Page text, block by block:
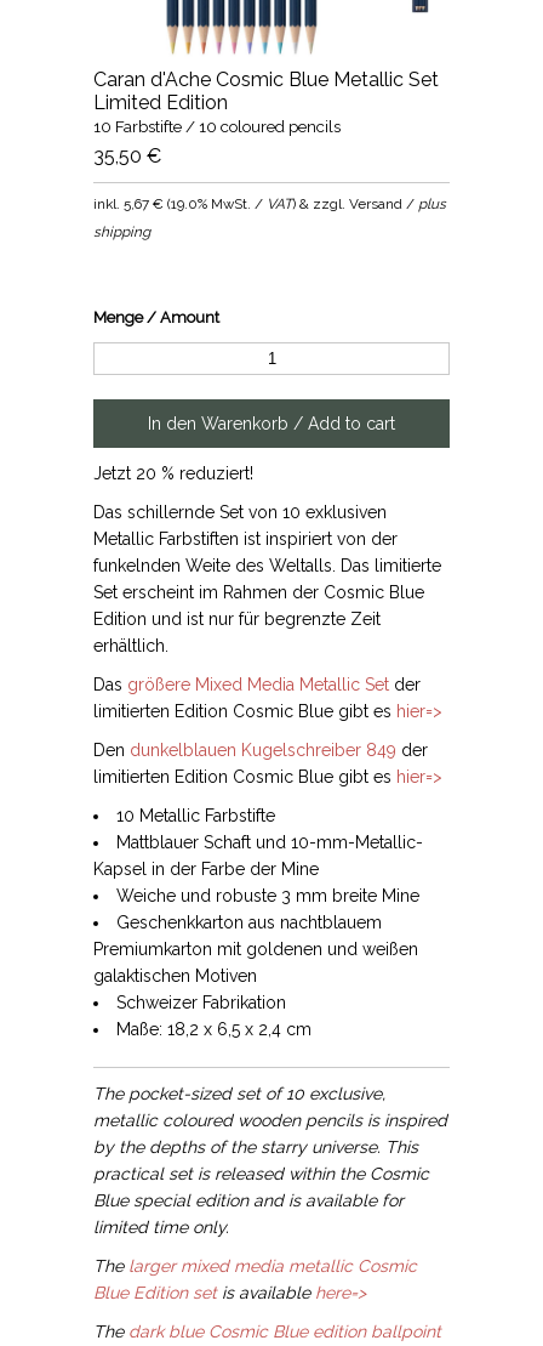
Caran d'Ache Cosmic Blue Metallic Set
Limited Edition
10 Farbstifte / 10 coloured pencils
35,50 €
inkl.5,67 € (19.0% MwSt. / VAT) & zzgl. Versand / plus
shipping
Menge / Amount
Jetzt 20 % reduziert!
Das schillernde Set von 10 exklusiven
Metallic Farbstiften ist inspiriert von der
funkelnden Weite des Weltalls. Das limitierte
Set erscheint im Rahmen der Cosmic Blue
Edition und ist nur für begrenzte Zeit
erhältlich.
Das größere Mixed Media Metallic Set der
limitierten Edition Cosmic Blue gibt es hier=>
Den dunkelblauen Kugelschreiber 849 der
limitierten Edition Cosmic Blue gibt es hier=>
10 Metallic Farbstifte
Mattblauer Schaft und 10-mm-Metallic-
Kapsel in der Farbe der Mine
Weiche und robuste 3 mm breite Mine
Geschenkkarton aus nachtblauem
Premiumkarton mit goldenen und weißen
galaktischen Motiven
Schweizer Fabrikation
Maße: 18,2 x 6,5 x 2,4 cm
The pocket-sized set of 10 exclusive,
metallic coloured wooden pencils is inspired
by the depths of the starry universe. This
practical set is released within the Cosmic
Blue special edition and is available for
limited time only.
The larger mixed media metallic Cosmic
Blue Edition setis available here=>
The dark blue Cosmic Blue edition ballpoint